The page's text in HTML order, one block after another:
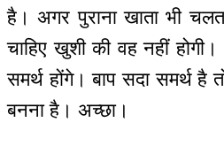
है। अगर पुराना खाता भी
चाहिए खुशी की वह नहीं
समर्थ होंगे। बाप सदा समर्थ है
बनना है। अच्छा।